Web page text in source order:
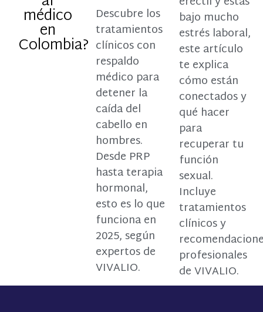
médico
en
Colombia?
Descubre los
tratamientos
clínicos con
respaldo
médico para
detener la
caída del
cabello en
hombres.
Desde PRP
hasta terapia
hormonal,
esto es lo que
funciona en
2025, según
expertos de
VIVALIO.
bajo mucho
estrés laboral,
este artículo
te explica
cómo están
conectados y
qué hacer
para
recuperar tu
función
sexual.
Incluye
tratamientos
clínicos y
profesionales
de VIVALIO.